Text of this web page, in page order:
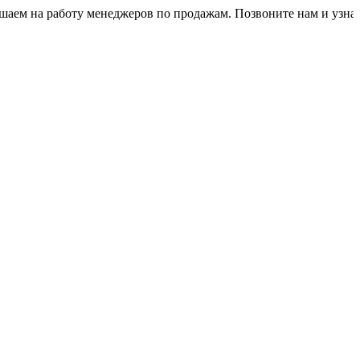
работу менеджеров по продажам. Позвоните нам и узнайте